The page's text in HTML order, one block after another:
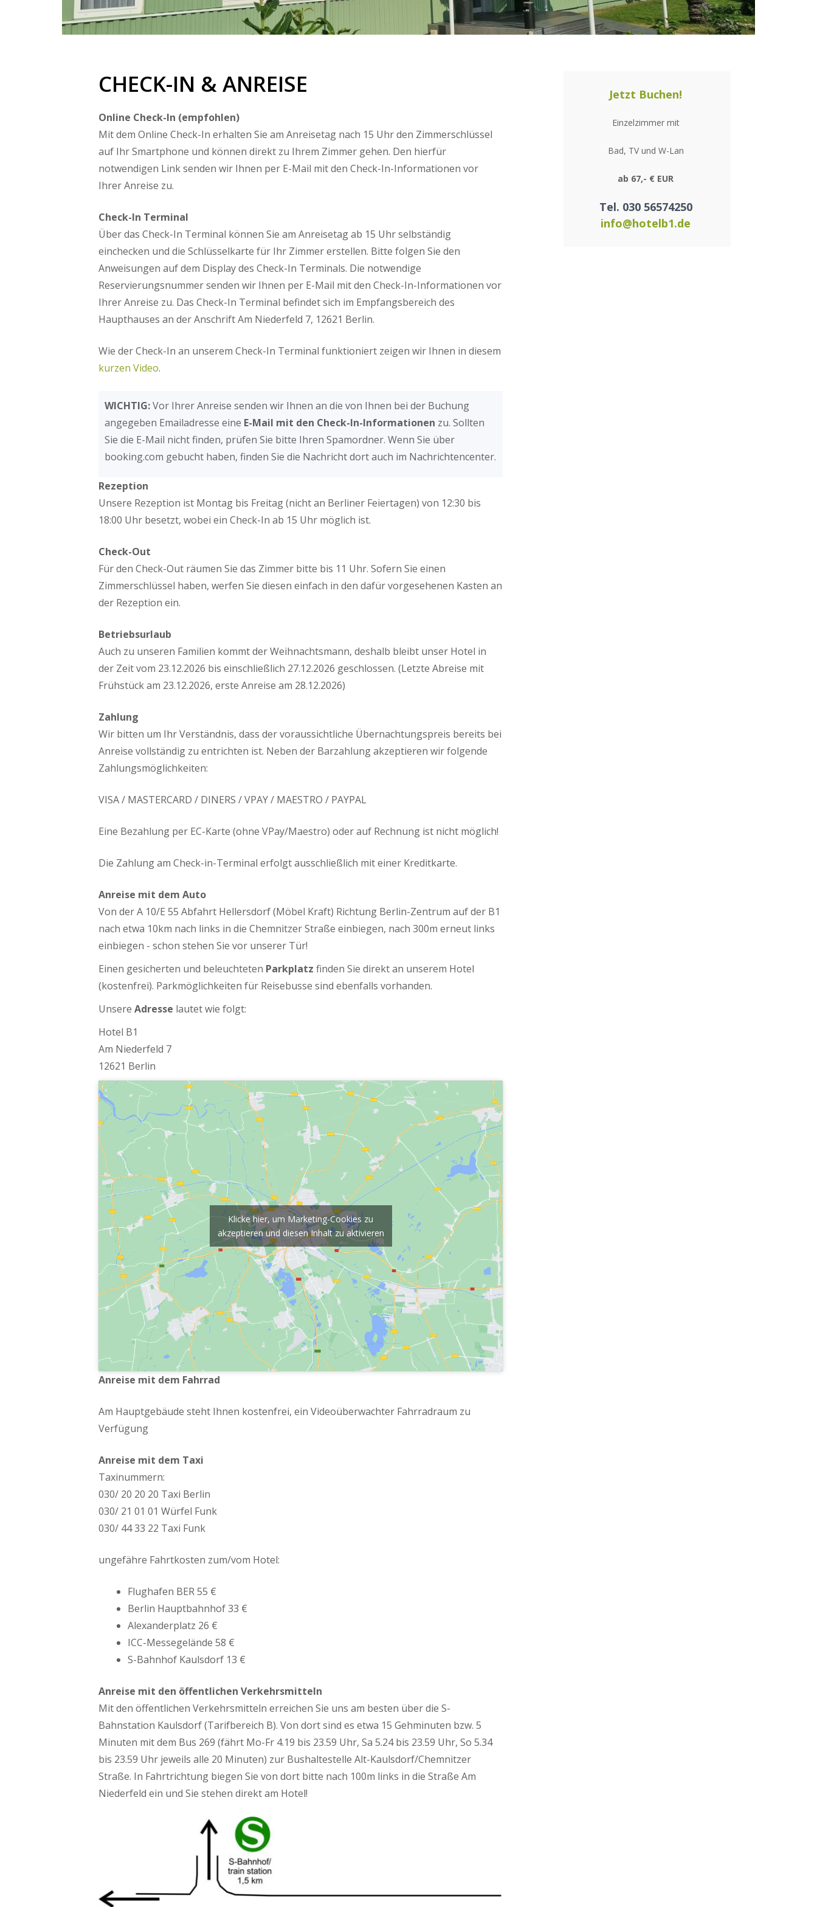
CHECK-IN & ANREISE
Online Check-In (empfohlen)
Mit dem Online Check-In erhalten Sie am Anreisetag nach 15 Uhr den Zimmerschlüssel
auf Ihr Smartphone und können direkt zu Ihrem Zimmer gehen. Den hierfür
notwendigen Link senden wir Ihnen per E-Mail mit den Check-In-Informationen vor
Ihrer Anreise zu.
Check-In Terminal
Über das Check-In Terminal können Sie am Anreisetag ab 15 Uhr selbständig
einchecken und die Schlüsselkarte für Ihr Zimmer erstellen. Bitte folgen Sie den
Anweisungen auf dem Display des Check-In Terminals. Die notwendige
Reservierungsnummer senden wir Ihnen per E-Mail mit den Check-In-Informationen vor
Ihrer Anreise zu. Das Check-In Terminal befindet sich im Empfangsbereich des
Haupthauses an der Anschrift Am Niederfeld 7, 12621 Berlin.
Wie der Check-In an unserem Check-In Terminal funktioniert zeigen wir Ihnen in diesem
kurzen Video.
WICHTIG:Vor Ihrer Anreise senden wir Ihnen an die von Ihnen bei der Buchung
angegeben Emailadresse eine E-Mail mit den Check-In-Informationen zu. Sollten
Sie die E-Mail nicht finden, prüfen Sie bitte Ihren Spamordner. Wenn Sie über
booking.com gebucht haben, finden Sie die Nachricht dort auch im Nachrichtencenter.
Rezeption
Unsere Rezeption ist Montag bis Freitag (nicht an Berliner Feiertagen) von 12:30 bis
18:00 Uhr besetzt, wobei ein Check-In ab 15 Uhr möglich ist.
Check-Out
Für den Check-Out räumen Sie das Zimmer bitte bis 11 Uhr. Sofern Sie einen
Zimmerschlüssel haben, werfen Sie diesen einfach in den dafür vorgesehenen Kasten an
der Rezeption ein.
Betriebsurlaub
Auch zu unseren Familien kommt der Weihnachtsmann, deshalb bleibt unser Hotel in
der Zeit vom 23.12.2026 bis einschließlich 27.12.2026 geschlossen. (Letzte Abreise mit
Frühstück am 23.12.2026, erste Anreise am 28.12.2026)
Zahlung
Wir bitten um Ihr Verständnis, dass der voraussichtliche Übernachtungspreis bereits bei
Anreise vollständig zu entrichten ist. Neben der Barzahlung akzeptieren wir folgende
Zahlungsmöglichkeiten:
VISA / MASTERCARD / DINERS / VPAY / MAESTRO / PAYPAL
Eine Bezahlung per EC-Karte (ohne VPay/Maestro) oder auf Rechnung ist nicht möglich!
Die Zahlung am Check-in-Terminal erfolgt ausschließlich mit einer Kreditkarte.
Anreise mit dem Auto
Von der A 10/E 55 Abfahrt Hellersdorf (Möbel Kraft) Richtung Berlin-Zentrum auf der B1
nach etwa 10km nach links in die Chemnitzer Straße einbiegen, nach 300m erneut links
einbiegen - schon stehen Sie vor unserer Tür!
Einen gesicherten und beleuchteten Parkplatz finden Sie direkt an unserem Hotel
(kostenfrei). Parkmöglichkeiten für Reisebusse sind ebenfalls vorhanden.
Unsere Adresse lautet wie folgt:
Hotel B1
Am Niederfeld 7
12621 Berlin
Klicke hier, um Marketing-Cookies zu
akzeptieren und diesen Inhalt zu aktivieren
Anreise mit dem Fahrrad
Am Hauptgebäude steht Ihnen kostenfrei, ein Videoüberwachter Fahrradraum zu
Verfügung
Anreise mit dem Taxi
Taxinummern:
030/ 20 20 20 Taxi Berlin
030/ 21 01 01 Würfel Funk
030/ 44 33 22 Taxi Funk
ungefähre Fahrtkosten zum/vom Hotel:
Flughafen BER 55 €
Berlin Hauptbahnhof 33 €
Alexanderplatz 26 €
ICC-Messegelände 58 €
S-Bahnhof Kaulsdorf 13 €
Anreise mit den öffentlichen Verkehrsmitteln
Mit den öffentlichen Verkehrsmitteln erreichen Sie uns am besten über die S-
Bahnstation Kaulsdorf (Tarifbereich B). Von dort sind es etwa 15 Gehminuten bzw. 5
Minuten mit dem Bus 269 (fährt Mo-Fr 4.19 bis 23.59 Uhr, Sa 5.24 bis 23.59 Uhr, So 5.34
bis 23.59 Uhr jeweils alle 20 Minuten) zur Bushaltestelle Alt-Kaulsdorf/Chemnitzer
Straße. In Fahrtrichtung biegen Sie von dort bitte nach 100m links in die Straße Am
Niederfeld ein und Sie stehen direkt am Hotel!
Jetzt Buchen!
Einzelzimmer mit
Bad, TV und W-Lan
ab 67,- € EUR
Tel. 030 56574250
info@hotelb1.de